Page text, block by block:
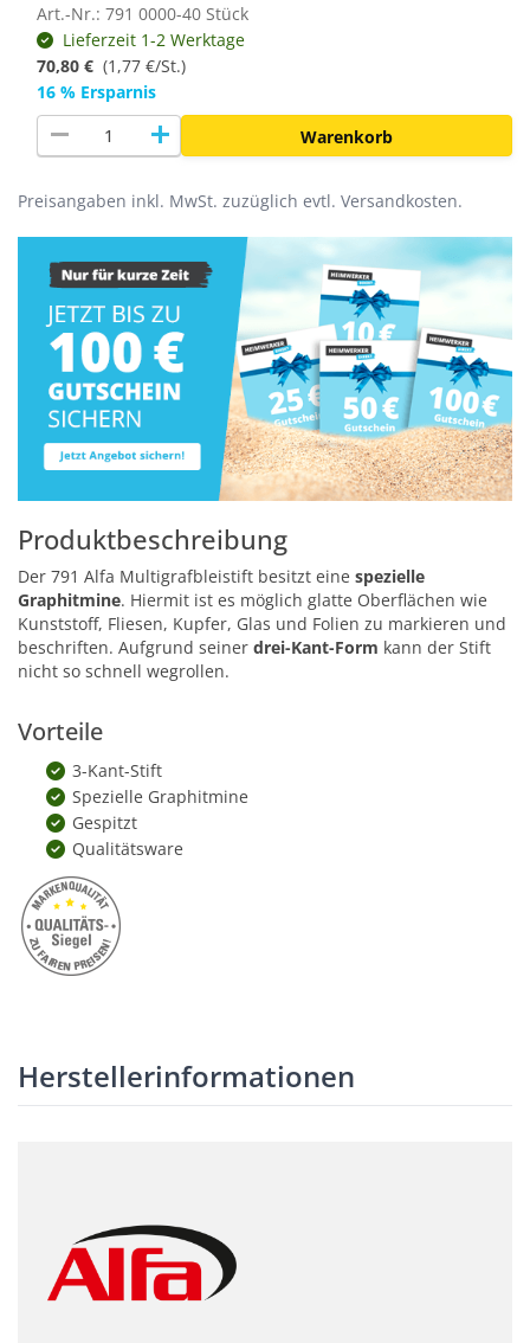
Art.-Nr.: 791 0000-40 Stück
Lieferzeit 1-2 Werktage
70,80 € (1,77 €/St.)
16 % Ersparnis
remove add Warenkorb
Preisangaben inkl. MwSt. zuzüglich evtl. Versandkosten.
Produktbeschreibung
Der 791 Alfa Multigrafbleistift besitzt eine spezielle
Graphitmine. Hiermit ist es möglich glatte Oberflächen wie
Kunststoff, Fliesen, Kupfer, Glas und Folien zu markieren und
beschriften. Aufgrund seiner drei-Kant-Form kann der Stift
nicht so schnell wegrollen.
Vorteile
3-Kant-Stift
Spezielle Graphitmine
Gespitzt
Qualitätsware
Herstellerinformationen